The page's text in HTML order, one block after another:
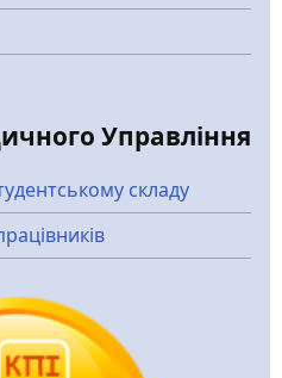
Управління
складу